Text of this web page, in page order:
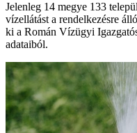
Jelenleg 14 megye 133
vízellátást a rendelkezésre
ki a Román Vízügyi
adataiból.